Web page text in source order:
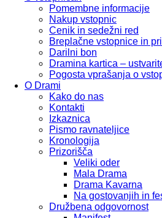
Pomembne informacije
Nakup vstopnic
Cenik in sedežni red
Breplačne vstopnice in
Darilni bon
Dramina kartica –
Pogosta vprašanja o
O Drami
Kako do nas
Kontakti
Izkaznica
Pismo ravnateljice
Kronologija
Prizorišča
Veliki oder
Mala Drama
Drama Kavarna
Na gostovanjih in
Družbena odgovornost